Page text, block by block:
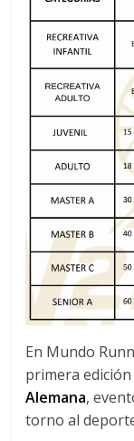
En Mundo
primera edición
Alemana,
torno al